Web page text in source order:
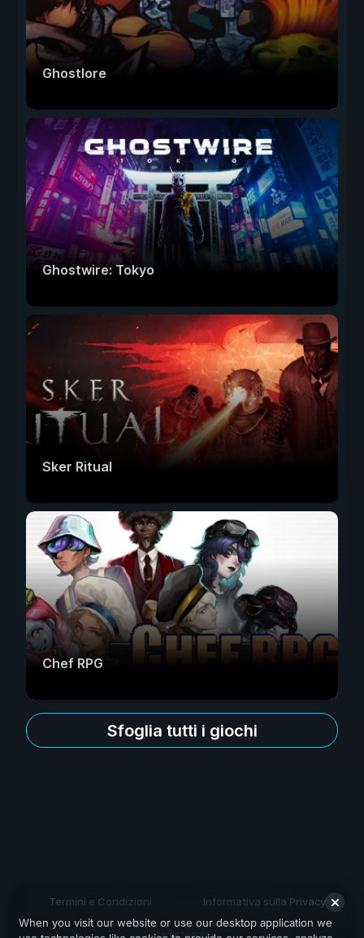
Ghostlore
Ghostwire: Tokyo
Sker Ritual
Chef RPG
Sfoglia tutti i giochi
Termini e Condizioni Informativa sulla Privacy
Assistenza
When you visit our website or use our desktop application we